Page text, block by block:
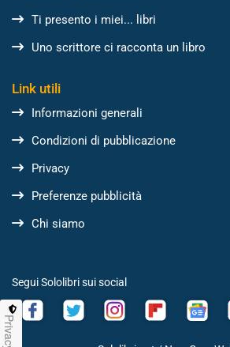
Ti presento i miei... libri
Uno scrittore ci racconta un libro
Link utili
Informazioni generali
Condizioni di pubblicazione
Privacy
Preferenze pubblicità
Chi siamo
Segui Sololibri sui social
Privacy